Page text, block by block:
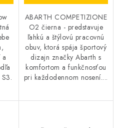
ABARTH COMPETIZIONE
O2 čierna - predstavuje
ľahkú a štýlovú pracovnú
obuv, ktorá spája športový
dizajn značky Abarth s
komfortom a funkčnosťou
pri každodennom nosení....